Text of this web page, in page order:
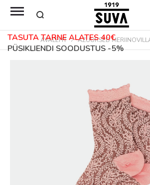
TASUTA TARNE ALATES 40€
PÜSIKLIENDI SOODUSTUS -5%
AVALEHT AZUURSED